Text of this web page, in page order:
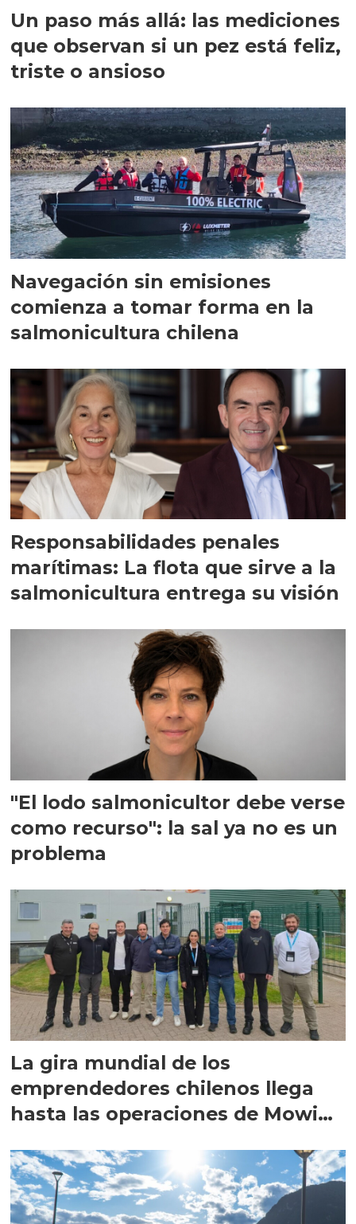
Un paso más allá: las mediciones
que observan si un pez está feliz,
triste o ansioso
Navegación sin emisiones
comienza a tomar forma en la
salmonicultura chilena
Responsabilidades penales
marítimas: La flota que sirve a la
salmonicultura entrega su visión
"El lodo salmonicultor debe verse
como recurso": la sal ya no es un
problema
La gira mundial de los
emprendedores chilenos llega
hasta las operaciones de Mowi